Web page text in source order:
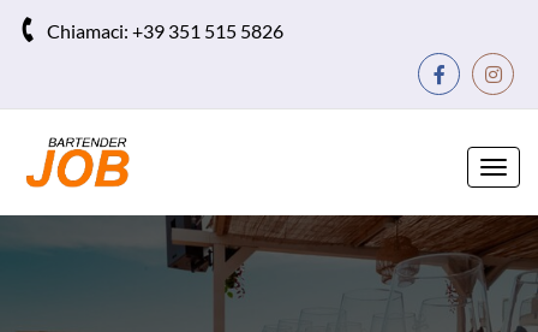
Chiamaci: +39 351 515 5826